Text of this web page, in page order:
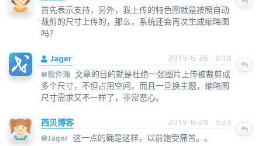
首先表示支持，另外，我上传的特色图就是按照自动
裁剪的尺寸上传的，那么，系统还会再次生成缩略图
吗？
Jager
2015-6-26 · 8:18
@软件海 文章的目的就是杜绝一张图片上传被裁剪成
多个尺寸，不但占用空间，而且一旦换主题，缩略图
尺寸需求又不一样了，非常恶心。
西贝博客
2015-6-28 · 9:23
@Jager 这一点的确是这样，以前饱受痛苦。。